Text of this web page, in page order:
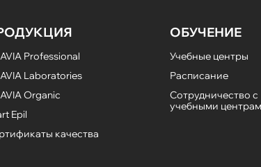
Professional
Laboratories
Organic
Epil
качества
ОБУЧЕНИЕ
Учебные центры
Расписание
Сотрудничество с
учебными